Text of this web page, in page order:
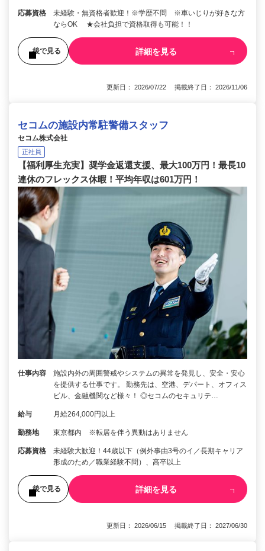
応募資格
未経験・無資格者歓迎！※学歴不問 ※車いじりが好きな方
ならOK ★会社負担で資格取得も可能！！
後で見る 詳細を見る
更新日： 2026/07/22 掲載終了日： 2026/11/06
セコムの施設内常駐警備スタッフ
セコム株式会社
正社員
【福利厚生充実】奨学金返還支援、最大100万円！最長10
連休のフレックス休暇！平均年収は601万円！
仕事内容
施設内外の周囲警戒やシステムの異常を発見し、安全・安心
を提供する仕事です。 勤務先は、空港、デパート、オフィス
ビル、金融機関など様々！ ◎セコムのセキュリテ…
給与 月給264,000円以上
勤務地 東京都内 ※転居を伴う異動はありません
応募資格
未経験大歓迎！44歳以下（例外事由3号のイ／長期キャリア
形成のため／職業経験不問）、高卒以上
後で見る 詳細を見る
更新日： 2026/06/15 掲載終了日： 2027/06/30